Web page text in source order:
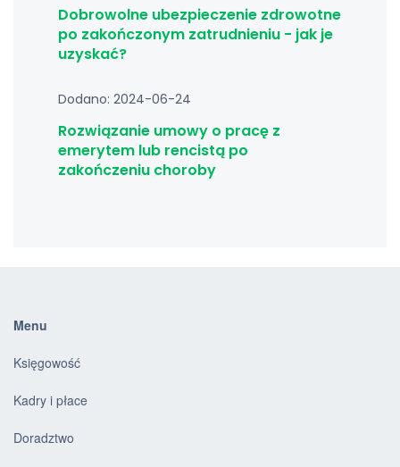
Dobrowolne ubezpieczenie zdrowotne
po zakończonym zatrudnieniu - jak je
uzyskać?
Dodano: 2024-06-24
Rozwiązanie umowy o pracę z
emerytem lub rencistą po
zakończeniu choroby
Menu
Księgowość
Kadry i płace
Doradztwo